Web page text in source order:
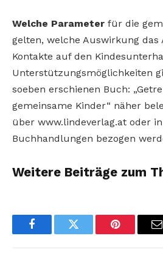
Welche Parameter für die
gelten, welche Auswirkung das
Kontakte auf den
Unterstützungsmöglichkeiten
soeben erschienen Buch:
gemeinsame Kinder“ näher
über www.lindeverlag.at oder
Buchhandlungen bezogen
Weitere Beiträge zum
FacebookTwitter Pinterest